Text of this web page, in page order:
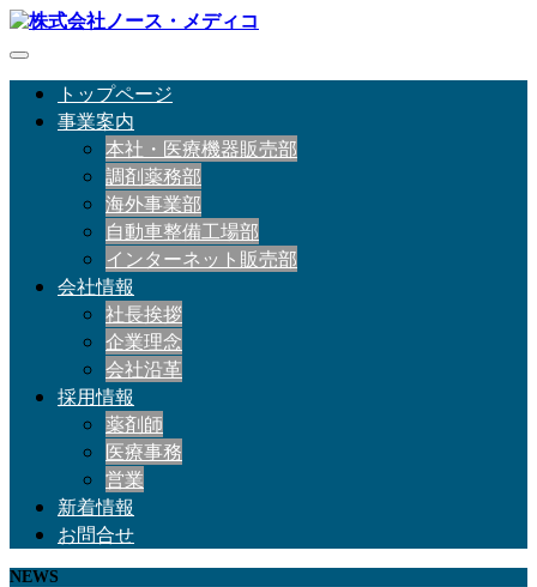
トップページ
事業案内
本社・医療機器販売部
調剤薬務部
海外事業部
自動車整備工場部
インターネット販売部
会社情報
社長挨拶
企業理念
会社沿革
採用情報
薬剤師
医療事務
営業
新着情報
お問合せ
NEWS